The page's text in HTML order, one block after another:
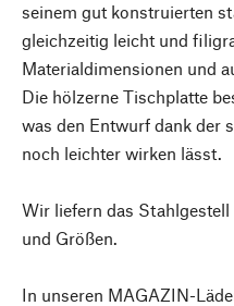
seinem gut konstruierten
gleichzeitig leicht und
Materialdimensionen und
Die hölzerne Tischplatte
was den Entwurf dank der
noch leichter wirken lässt.
Wir liefern das Stahlgestell
und Größen.
In unseren MAGAZIN-